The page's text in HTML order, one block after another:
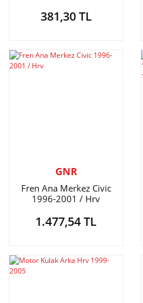
381,30 TL
GNR
Fren Ana Merkez Civic
1996-2001 / Hrv
1.477,54 TL